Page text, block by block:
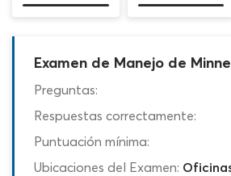
Examen de Manejo de
Preguntas:
Respuestas correctamente:
Puntuación mínima:
Ubicaciones del Examen: